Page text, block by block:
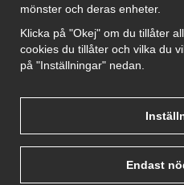
Hur beställer jag
Gör Det Själv Paket
Montera dragkrok
SUPPORT
Villkor
mönster och deras enheter.
Klicka på "Okej" om du tillåter
cookies du tillåter och vilka du
på "Inställningar" nedan.
Endast